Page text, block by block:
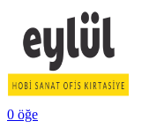
0 öğe